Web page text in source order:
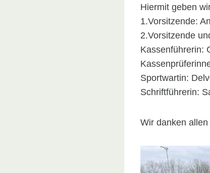
Hiermit geben
1.Vorsitzende:
2.Vorsitzende
Kassenführerin:
Sportwartin:
Schriftführerin:
Wir danken